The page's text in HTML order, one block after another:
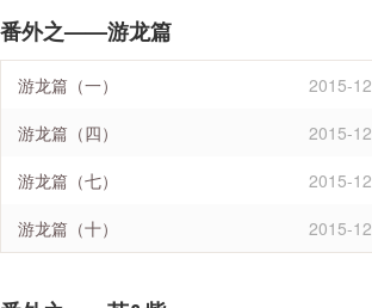
番外之——游龙篇
游龙篇（一） 2015-12
游龙篇（四）
2015-12
游龙篇（七）
2015-12
游龙篇（十）
2015-12